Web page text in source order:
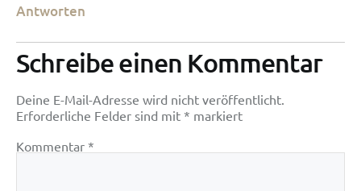
Antworten
Schreibe einen Kommentar
Deine E-Mail-Adresse wird nicht veröffentlicht.
Erforderliche Felder sind mit * markiert
Kommentar *